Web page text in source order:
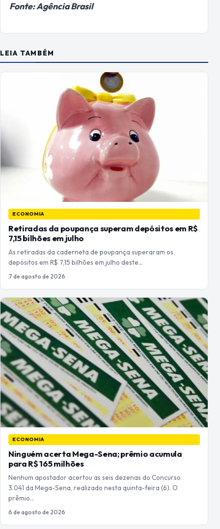
Fonte: Agência Brasil
LEIA TAMBÉM
ECONOMIA
Retiradas da poupança superam depósitos em R$
7,15 bilhões em julho
As retiradas da caderneta de poupança superaram os
depósitos em R$ 7,15 bilhões em julho deste…
7 de agosto de 2026
ECONOMIA
Ninguém acerta Mega-Sena; prêmio acumula
para R$ 165 milhões
Nenhum apostador acertou as seis dezenas do Concurso
3.041 da Mega-Sena, realizado nesta quinta-feira (6). O
prêmio…
6 de agosto de 2026